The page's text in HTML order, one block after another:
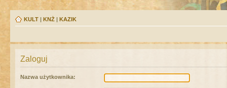
KULT | KNŻ | KAZIK
Zaloguj
Nazwa użytkownika: